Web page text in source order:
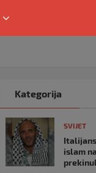
Kategorija
SVIJET
islam